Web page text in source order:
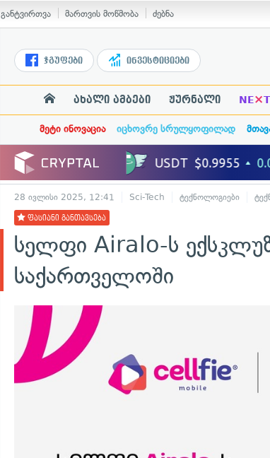
განტვირთვა მართვის მოწმობა ძებნა
ჯგუფები ინვესტიციები
ახალი ამბები ჟურნალი NE×T
მეტი ინოვაცია იცხოვრე სრულყოფილად
28 ივლისი 2025, 12:41 Sci-Tech ტექნოლოგიები
ფასიანი განთავსება
სელფი Airalo-ს
საქართველოში